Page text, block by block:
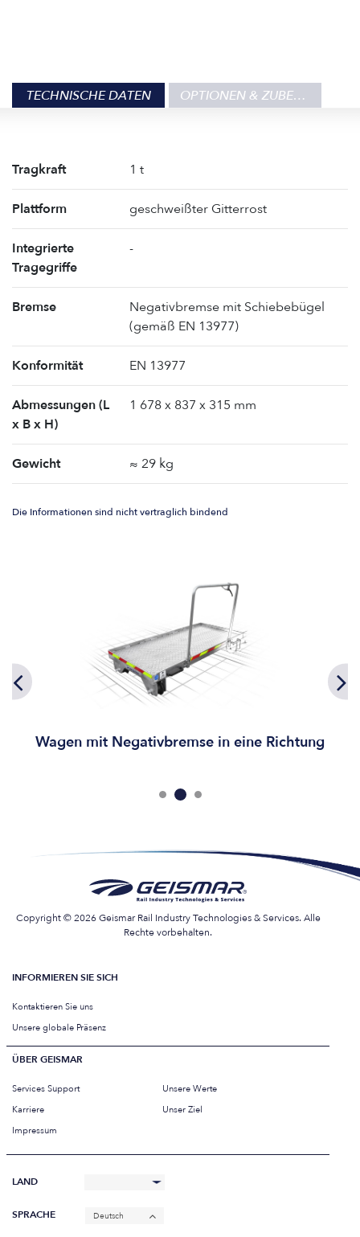
TECHNISCHE DATEN OPTIONEN & ZUBEHÖR
Tragkraft 1 t
Plattform geschweißter Gitterrost
Integrierte
Tragegriffe
-
Bremse
Negativbremse mit Schiebebügel
(gemäß EN 13977)
Konformität EN 13977
Abmessungen (L
x B x H)
1 678 x 837 x 315 mm
Gewicht ≈ 29 kg
Die Informationen sind nicht vertraglich bindend
Wagen mit Negativbremse in eine Richtung
Copyright © 2026 Geismar Rail Industry Technologies & Services. Alle
Rechte vorbehalten.
INFORMIEREN SIE SICH
Kontaktieren Sie uns
Unsere globale Präsenz
ÜBER GEISMAR
Services Support
Unsere Werte
Karriere
Unser Ziel
Impressum
LAND
SPRACHE Deutsch